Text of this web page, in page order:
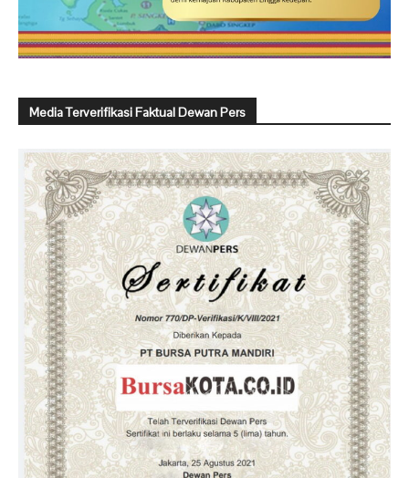
Media Terverifikasi Faktual Dewan Pers